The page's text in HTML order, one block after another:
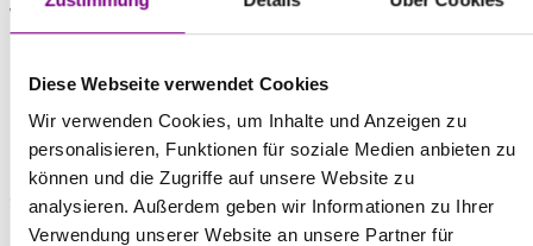
Diese Webseite verwendet Cookies
Wir verwenden Cookies, um Inhalte und Anzeigen zu
personalisieren, Funktionen für soziale Medien anbieten zu
können und die Zugriffe auf unsere Website zu
analysieren. Außerdem geben wir Informationen zu Ihrer
Verwendung unserer Website an unsere Partner für
VERPACKUNG / GEBINDEGRÖSSEN
25 kg.
LAGERUNG
Stets gut verschlossen und trocken lagern.
Ravenit D hellgrau ist bei trockener Lagerung in Originalsäcken ca.